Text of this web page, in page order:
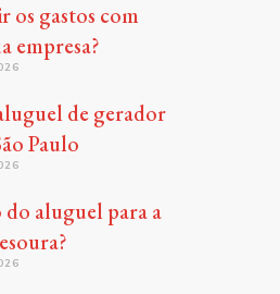
os gastos com
empresa?
de gerador
Paulo
aluguel para a